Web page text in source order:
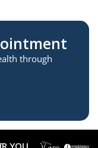
through